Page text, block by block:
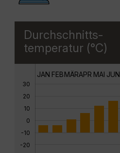
Durchschnitts-
temperatur (°C)
30
20
10
0
-10
-20
JAN FEBMÄRAPR MAI JUN